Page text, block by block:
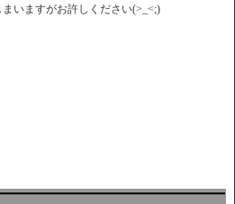
いますがお許しください(>_<;)